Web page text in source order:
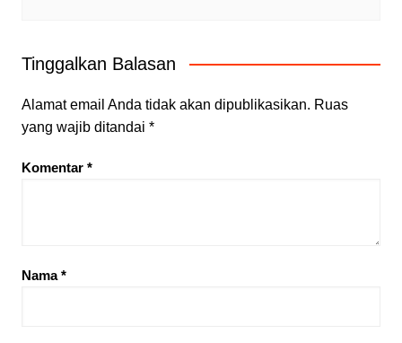
Tinggalkan Balasan
Alamat email Anda tidak akan dipublikasikan. Ruas
yang wajib ditandai *
Komentar *
Nama*